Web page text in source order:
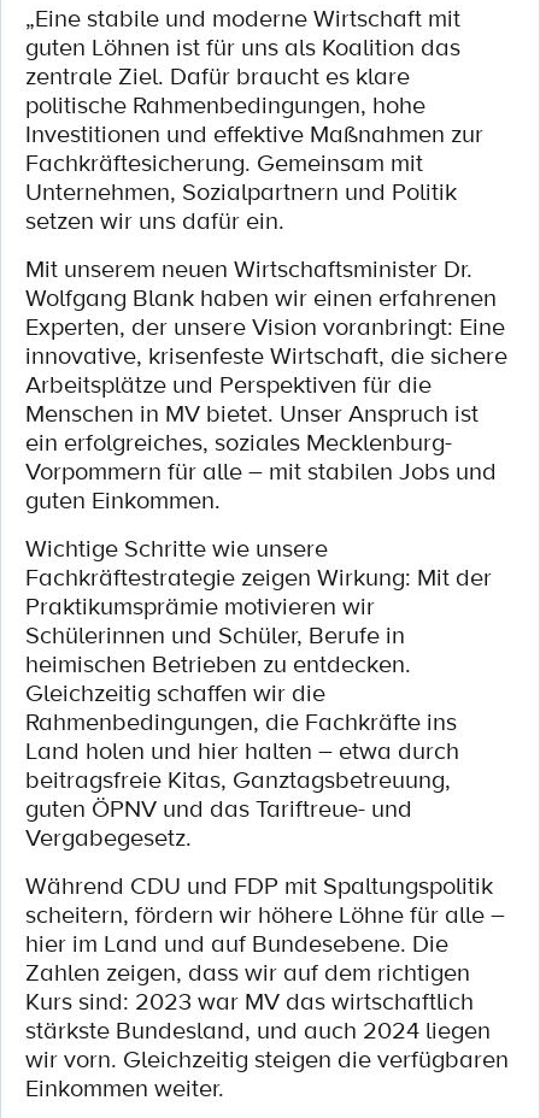
„Eine stabile und moderne Wirtschaft mit
guten Löhnen ist für uns als Koalition das
zentrale Ziel. Dafür braucht es klare
politische Rahmenbedingungen, hohe
Investitionen und effektive Maßnahmen zur
Fachkräftesicherung. Gemeinsam mit
Unternehmen, Sozialpartnern und Politik
setzen wir uns dafür ein.
Mit unserem neuen Wirtschaftsminister Dr.
Wolfgang Blank haben wir einen erfahrenen
Experten, der unsere Vision voranbringt: Eine
innovative, krisenfeste Wirtschaft, die sichere
Arbeitsplätze und Perspektiven für die
Menschen in MV bietet. Unser Anspruch ist
ein erfolgreiches, soziales Mecklenburg-
Vorpommern für alle – mit stabilen Jobs und
guten Einkommen.
Wichtige Schritte wie unsere
Fachkräftestrategie zeigen Wirkung: Mit der
Praktikumsprämie motivieren wir
Schülerinnen und Schüler, Berufe in
heimischen Betrieben zu entdecken.
Gleichzeitig schaffen wir die
Rahmenbedingungen, die Fachkräfte ins
Land holen und hier halten – etwa durch
beitragsfreie Kitas, Ganztagsbetreuung,
guten ÖPNV und das Tariftreue- und
Vergabegesetz.
Während CDU und FDP mit Spaltungspolitik
scheitern, fördern wir höhere Löhne für alle –
hier im Land und auf Bundesebene. Die
Zahlen zeigen, dass wir auf dem richtigen
Kurs sind: 2023 war MV das wirtschaftlich
stärkste Bundesland, und auch 2024 liegen
wir vorn. Gleichzeitig steigen die verfügbaren
Einkommen weiter.